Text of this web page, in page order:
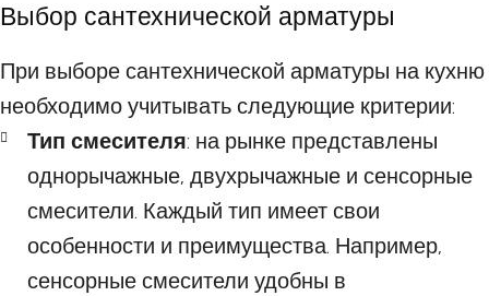
Выбор сантехнической арматуры
При выборе сантехнической арматуры на кухню
необходимо учитывать следующие критерии:
Тип смесителя: на рынке представлены
однорычажные, двухрычажные и сенсорные
смесители. Каждый тип имеет свои
особенности и преимущества. Например,
сенсорные смесители удобны в